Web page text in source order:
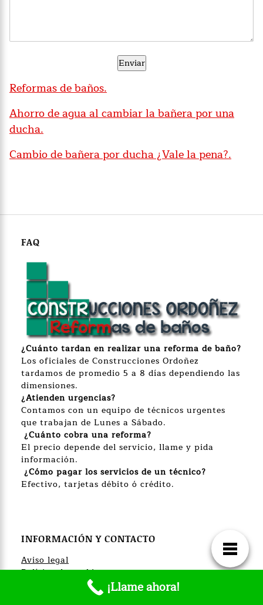
Reformas de baños.
Ahorro de agua al cambiar la bañera por una
ducha.
Cambio de bañera por ducha ¿Vale la pena?.
FAQ
¿Cuánto tardan en realizar una reforma de baño?
Los oficiales de Construcciones Ordoñez
tardamos de promedio 5 a 8 días dependiendo las
dimensiones.
¿Atienden urgencias?
Contamos con un equipo de técnicos urgentes
que trabajan de Lunes a Sábado.
¿Cuánto cobra una reforma?
El precio depende del servicio, llame y pida
información.
¿Cómo pagar los servicios de un técnico?
Efectivo, tarjetas débito ó crédito.
INFORMACIÓN Y CONTACTO
Aviso legal
Política de cookies
Política de privacidad
Trabaja con nosotros
¡Llame ahora!